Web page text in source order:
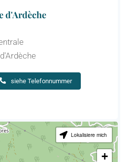
d'Ardèche
siehe Telefonnummer
Lokalisiere mich
+